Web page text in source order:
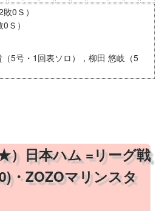
0Ｓ）
Ｓ）
（5号・1回表ソロ），柳田 悠岐（5
日本ハム =リーグ戦
・ZOZOマリンスタ